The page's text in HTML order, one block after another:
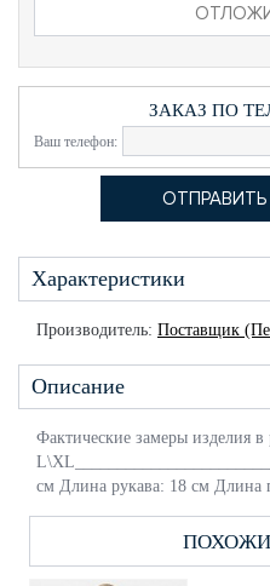
ЗАКАЗ ПО
Ваш телефон:
Характеристики
Производитель: Поставщик
Описание
Фактические замеры изделия в
см Длина рукава: 18 см Длина